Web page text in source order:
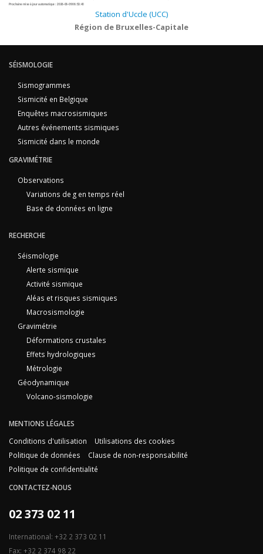
Prochaine mise à jour automatique :2026-08-09 06:53:40
Station d'Uccle (UCC)
Région de Bruxelles-Capitale
SÉISMOLOGIE
Sismogrammes
Sismicité en Belgique
Enquêtes macrosismiques
Autres événements sismiques
Sismicité dans le monde
GRAVIMÉTRIE
Observations
Variations de g en temps réel
Base de données en ligne
RECHERCHE
Séismologie
Alerte sismique
Activité sismique
Aléas et risques sismiques
Macrosismologie
Gravimétrie
Déformations crustales
Effets hydrologiques
Métrologie
Géodynamique
Volcano-sismologie
MENTIONS LÉGALES
Conditions d'utilisation
Utilisations des cookies
Politique de données
Clause de non-responsabilité
Politique de confidentialité
CONTACTEZ-NOUS
02 373 02 11
International: +32 2 373 02 11
Fax: +32 2 374 98 22